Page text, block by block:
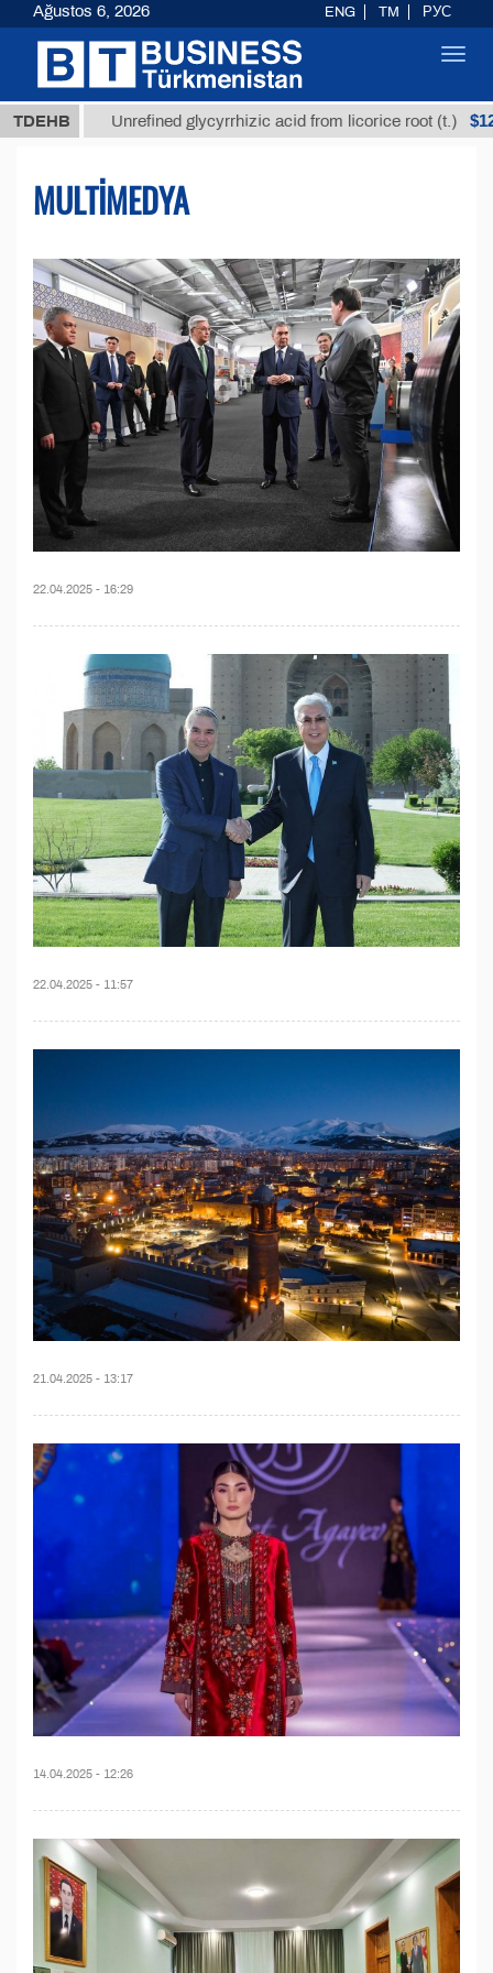
TDEHBUnrefined glycyrrhizic acid from licorice root (t.) $12935,18
MULTIMEDYA
22.04.2025 - 16:29
22.04.2025 - 11:57
21.04.2025 - 13:17
14.04.2025 - 12:26
Ağustos 6, 2026 ENG TM РУС